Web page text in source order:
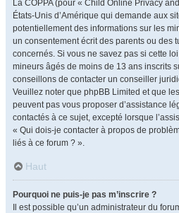
La COPPA (pour « Child Online Privacy
États-Unis d’Amérique qui demande aux
potentiellement des informations sur les
un consentement écrit des parents ou des
concernés. Si vous ne savez pas si cette
mineurs âgés de moins de 13 ans inscrits
conseillons de contacter un conseiller
Veuillez noter que phpBB Limited et que
peuvent pas vous proposer d’assistance
contactés à ce sujet, excepté lorsque
« Qui dois-je contacter à propos de
liés à ce forum ? ».
Haut
Pourquoi ne puis-je pas m’inscrire ?
Il est possible qu’un administrateur du